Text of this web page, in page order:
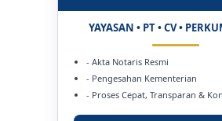
YAYASAN • PT • CV •
- Akta Notaris Resmi
- Pengesahan Kementerian
- Proses Cepat, Transparan &